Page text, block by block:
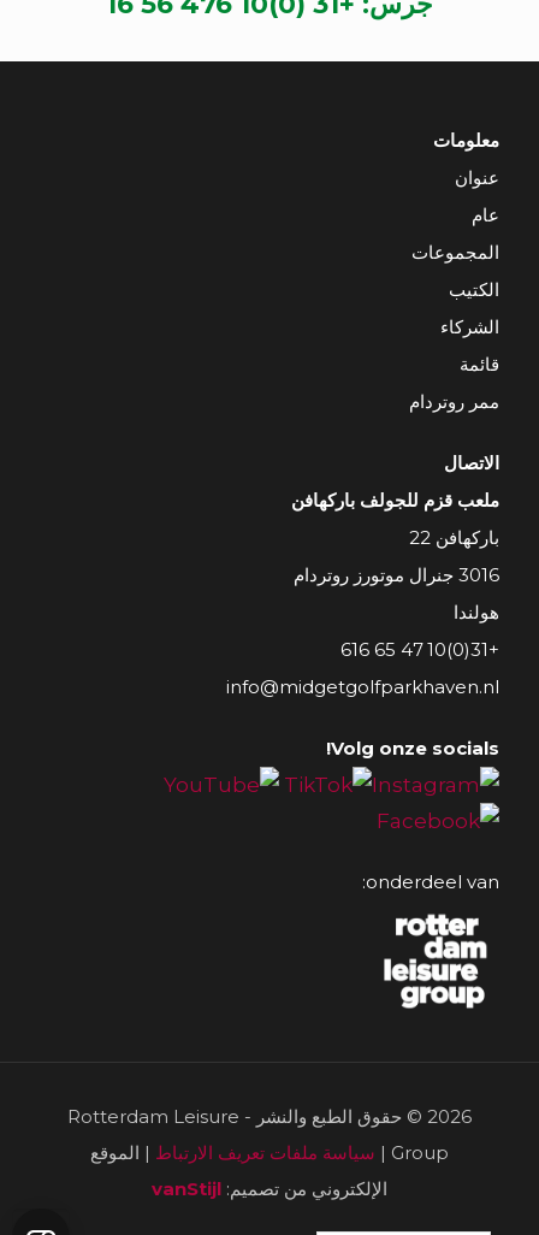
معلومات
عنوان
عام
المجموعات
الكتيب
الشركاء
قائمة
ممر روتردام
الاتصال
ملعب قزم للجولف باركهافن
باركهافن 22
3016 جنرال موتورز روتردام
هولندا
+31(0)10 47 65 616
info@midgetgolfparkhaven.nl
Volg onze socials!
onderdeel van:
2026 © حقوق الطبع والنشر - Rotterdam Leisure
Group |
سياسة ملفات تعريف الارتباط | الموقع
الإلكتروني من تصميم: vanStijl